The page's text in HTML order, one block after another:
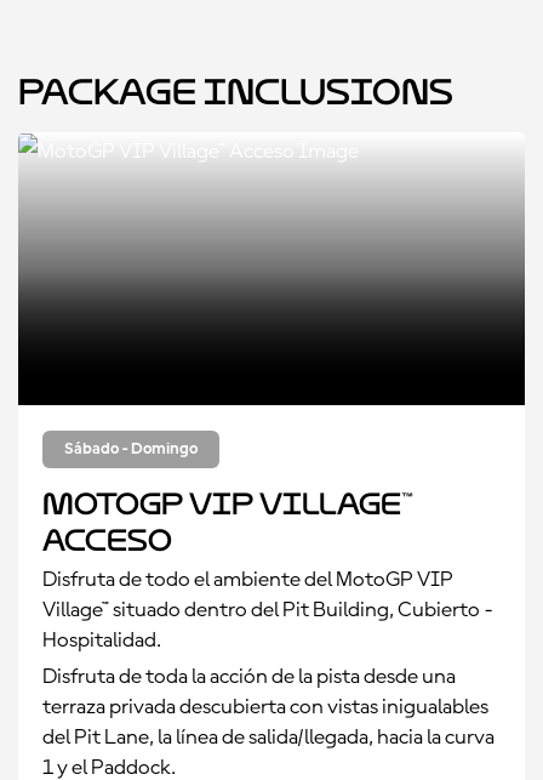
Package Inclusions
Sábado - Domingo
MotoGP VIP Village™
Acceso
Disfruta de todo el ambiente del MotoGP VIP
Village™ situado dentro del Pit Building, Cubierto -
Hospitalidad.
Disfruta de toda la acción de la pista desde una
terraza privada descubierta con vistas inigualables
del Pit Lane, la línea de salida/llegada, hacia la curva
1 y el Paddock.